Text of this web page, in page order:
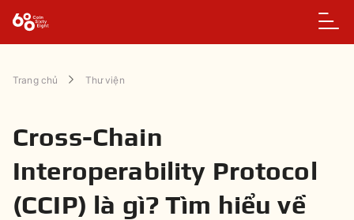
Trang chủ Thư viện
Cross-Chain
Interoperability Protocol
(CCIP) là gì? Tìm hiểu về